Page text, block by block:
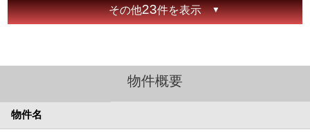
その他23件を表示
物件概要
物件名